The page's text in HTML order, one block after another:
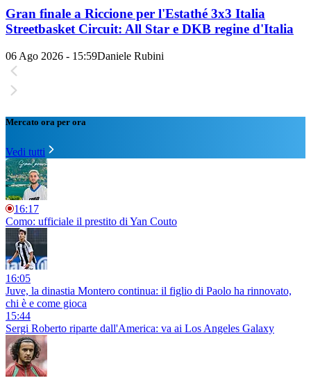
Gran finale a Riccione per l'Estathé 3x3 Italia
Streetbasket Circuit: All Star e DKB regine d'Italia
06 Ago 2026 - 15:59Daniele Rubini
Mercato ora per ora
Vedi tutti
16:17
Como: ufficiale il prestito di Yan Couto
16:05
Juve, la dinastia Montero continua: il figlio di Paolo ha rinnovato,
chi è e come gioca
15:44
Sergi Roberto riparte dall'America: va ai Los Angeles Galaxy